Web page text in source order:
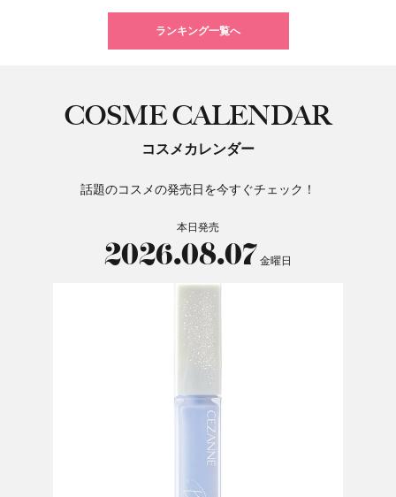
ランキング一覧へ
COSME CALENDAR
コスメカレンダー
話題のコスメの発売日を今すぐチェック！
本日発売
2026.08.07 金曜日